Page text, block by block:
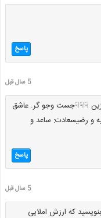
پاسخ
5 سال قبل
☟☟☟جست وجو گر. عاشق
و رضیسعادت: ساعد و
پاسخ
5 سال قبل
که ارزش املایی